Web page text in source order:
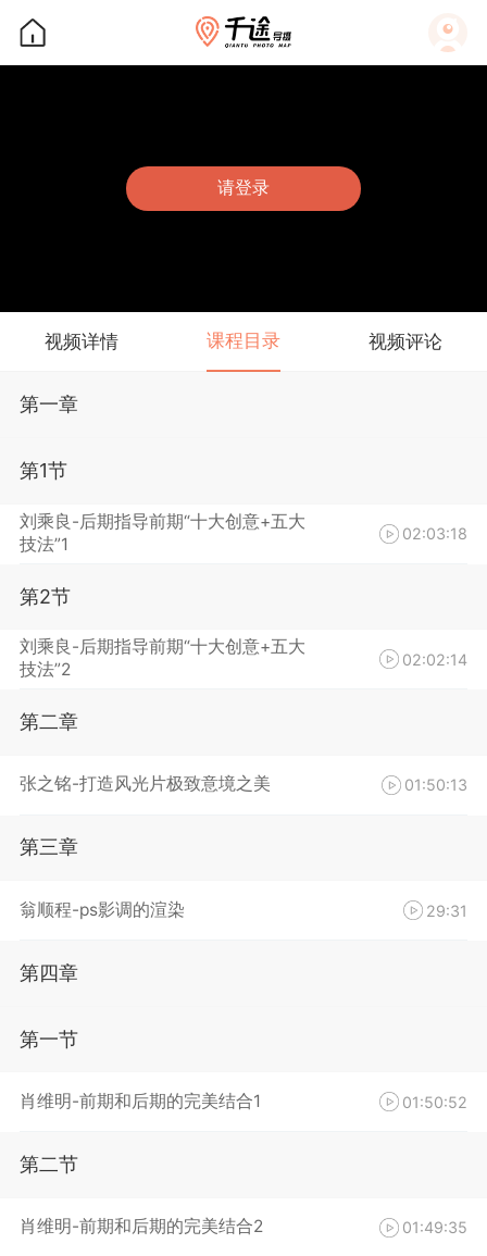
请登录
视频详情 课程目录 视频评论
第一章
第1节
刘乘良-后期指导前期“十大创意+五大
技法”1
02:03:18
第2节
刘乘良-后期指导前期“十大创意+五大
技法”2
02:02:14
第二章
张之铭-打造风光片极致意境之美 01:50:13
第三章
翁顺程-ps影调的渲染 29:31
第四章
第一节
肖维明-前期和后期的完美结合1 01:50:52
第二节
肖维明-前期和后期的完美结合2 01:49:35